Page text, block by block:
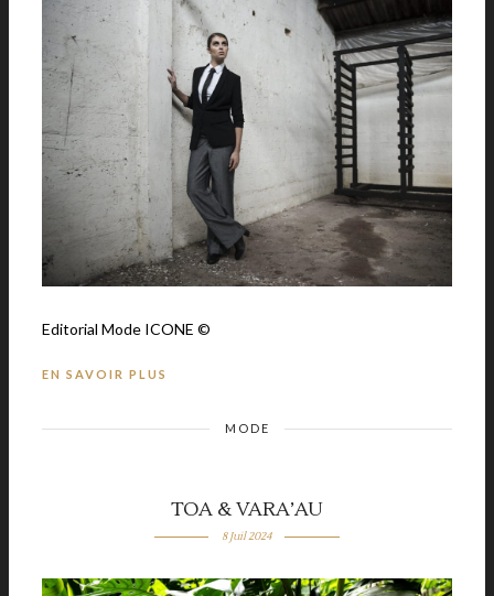
Editorial Mode ICONE ©
EN SAVOIR PLUS
MODE
TOA & VARA’AU
8 Juil 2024